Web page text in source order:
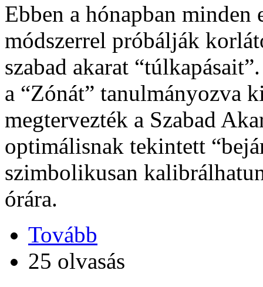
Ebben a hónapban
módszerrel próbálják
szabad akarat
a “Zónát” tanulmányozva
megtervezték a Szabad
optimálisnak tekintett
szimbolikusan
órára.
Tovább
25 olvasás